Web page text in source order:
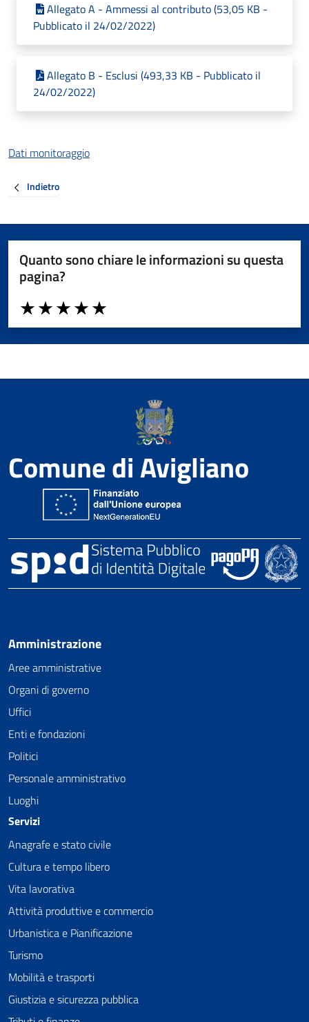
Allegato A - Ammessi al contributo (53,05 KB -
Pubblicato il 24/02/2022)
Allegato B - Esclusi (493,33 KB - Pubblicato il
24/02/2022)
Dati monitoraggio
Indietro
Quanto sono chiare le informazioni su questa
pagina?
Valuta da 1 a 5 stelle la pagina
Valuta 5 stelle su 5
Valuta 4 stelle su 5
Valuta 3 stelle su 5
Valuta 2 stelle su 5
Valuta 1 stelle su 5
Comune di Avigliano
Amministrazione
Aree amministrative
Organi di governo
Uffici
Enti e fondazioni
Politici
Personale amministrativo
Luoghi
Servizi
Anagrafe e stato civile
Cultura e tempo libero
Vita lavorativa
Attività produttive e commercio
Urbanistica e Pianificazione
Turismo
Mobilità e trasporti
Giustizia e sicurezza pubblica